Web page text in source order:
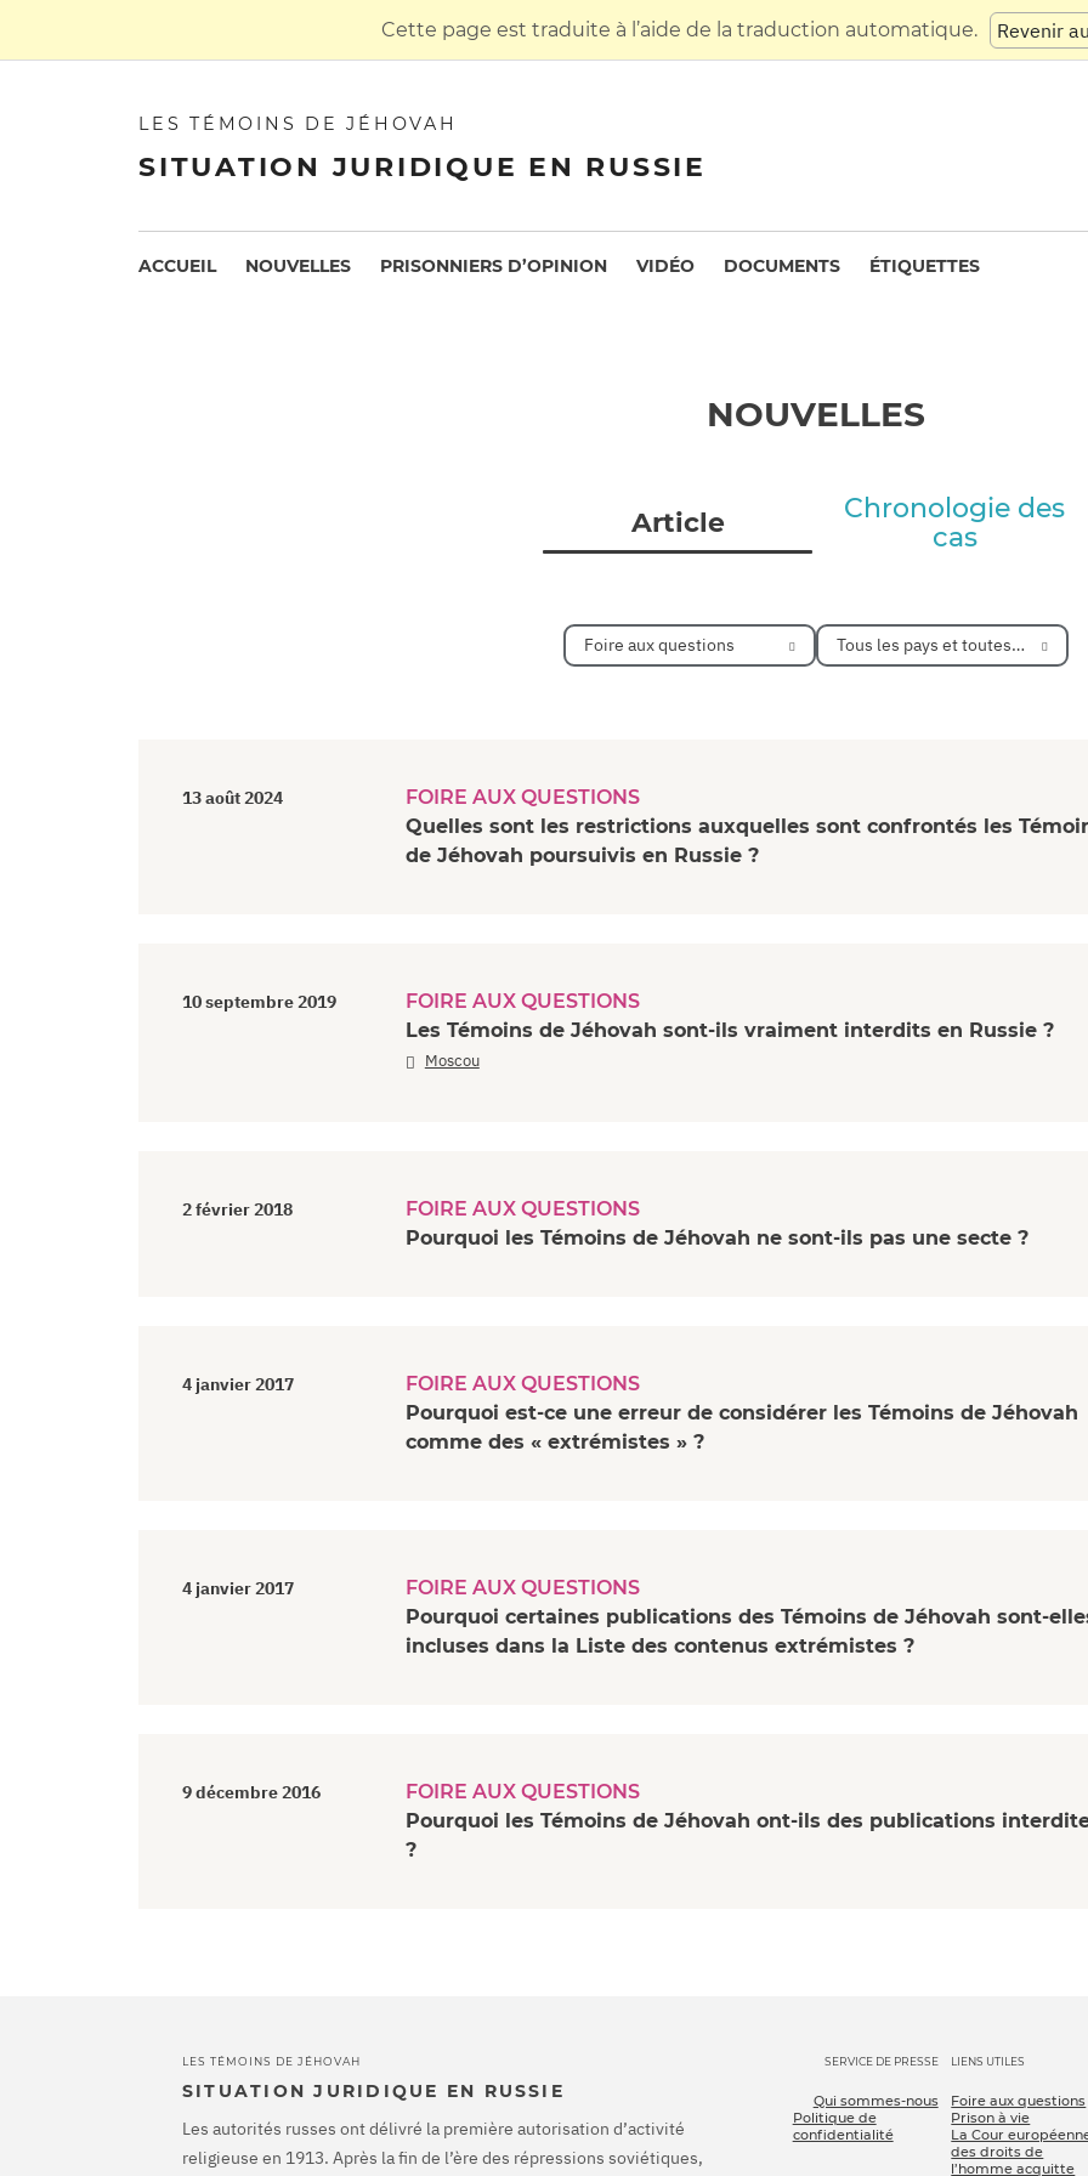
Cette page est traduite à l’aide de la traduction automatique. Revenir
LES TÉMOINS DE JÉHOVAH
SITUATION JURIDIQUE EN RUSSIE
ACCUEIL NOUVELLES PRISONNIERS D’OPINION VIDÉO DOCUMENTS ÉTIQUETTES
NOUVELLES
Article
Chronologie des
cas
Foire aux questions Tous les pays et toutes les
13 août 2024
FOIRE AUX QUESTIONS
Quelles sont les restrictions auxquelles sont confrontés les
de Jéhovah poursuivis en Russie ?
10 septembre 2019
FOIRE AUX QUESTIONS
Les Témoins de Jéhovah sont-ils vraiment interdits en Russie ?
Moscou
2 février 2018
FOIRE AUX QUESTIONS
Pourquoi les Témoins de Jéhovah ne sont-ils pas une secte ?
4 janvier 2017
FOIRE AUX QUESTIONS
Pourquoi est-ce une erreur de considérer les Témoins de Jéhovah
comme des « extrémistes » ?
4 janvier 2017
FOIRE AUX QUESTIONS
Pourquoi certaines publications des Témoins de Jéhovah sont-
incluses dans la Liste des contenus extrémistes ?
9 décembre 2016
FOIRE AUX QUESTIONS
Pourquoi les Témoins de Jéhovah ont-ils des publications
?
LES TÉMOINS DE JÉHOVAH
SITUATION JURIDIQUE EN RUSSIE
Les autorités russes ont délivré la première autorisation d’activité
religieuse en 1913. Après la fin de l’ère des répressions soviétiques,
SERVICE DE PRESSE
Qui sommes-nous
Politique de
confidentialité
LIENS UTILES
Foire aux questions
Prison à vie
La Cour
des droits de
l’homme acquitte